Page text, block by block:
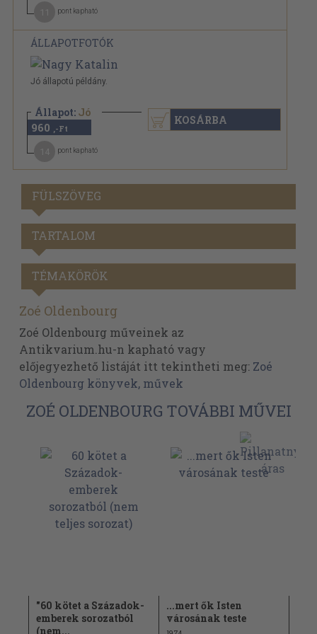
pont kapható
ÁLLAPOTFOTÓK
Jó állapotú példány.
Állapot: Jó
960 ,-Ft
pont kapható
KOSÁRBA
FÜLSZÖVEG
TARTALOM
TÉMAKÖRÖK
Zoé Oldenbourg
Zoé Oldenbourg műveinek az
Antikvarium.hu-n kapható vagy
előjegyezhető listáját itt tekintheti meg: Zoé
Oldenbourg könyvek, művek
ZOÉ OLDENBOURG TOVÁBBI MŰVEI
"60 kötet a Századok-
emberek sorozatból
(nem...
...mert ők Isten
városának teste